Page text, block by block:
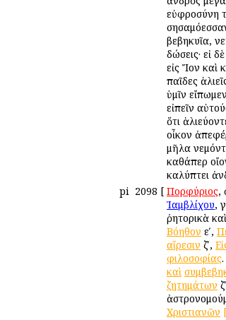
εὐφροσύνη
βεβηκυῖα,
δώσεις· εἰ
εἰς Ἴον καὶ
παῖδες
ὑμῖν
εἰπεῖν
ὅτι
οἶκον
μῆλα
καθάπερ
καλύπτει
pi 2098 [ Πορφύριος,
Ἰαμβλίχου,
ῥητορικὰ
Βόηθον εʹ,
αἵρεσιν ζʹ,
φιλοσοφίας.
καὶ
ζητημάτων
Χριστιανῶν